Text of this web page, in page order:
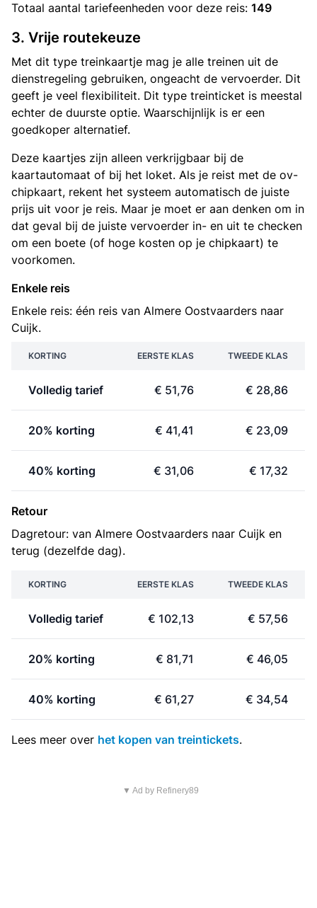
Totaal aantal tariefeenheden voor deze reis: 149
3. Vrije routekeuze
Met dit type treinkaartje mag je alle treinen uit de
dienstregeling gebruiken, ongeacht de vervoerder. Dit
geeft je veel flexibiliteit. Dit type treinticket is meestal
echter de duurste optie. Waarschijnlijk is er een
goedkoper alternatief.
Deze kaartjes zijn alleen verkrijgbaar bij de
kaartautomaat of bij het loket. Als je reist met de ov-
chipkaart, rekent het systeem automatisch de juiste
prijs uit voor je reis. Maar je moet er aan denken om in
dat geval bij de juiste vervoerder in- en uit te checken
om een boete (of hoge kosten op je chipkaart) te
voorkomen.
Enkele reis
Enkele reis: één reis van Almere Oostvaarders naar
Cuijk.
KORTING EERSTE KLAS TWEEDE KLAS
Volledig tarief € 51,76 € 28,86
20% korting € 41,41 € 23,09
40% korting € 31,06 € 17,32
Retour
Dagretour: van Almere Oostvaarders naar Cuijk en
terug (dezelfde dag).
KORTING EERSTE KLAS TWEEDE KLAS
Volledig tarief € 102,13 € 57,56
20% korting € 81,71 € 46,05
40% korting € 61,27 € 34,54
Lees meer over het kopen van treintickets.
▼ Ad by Refinery89